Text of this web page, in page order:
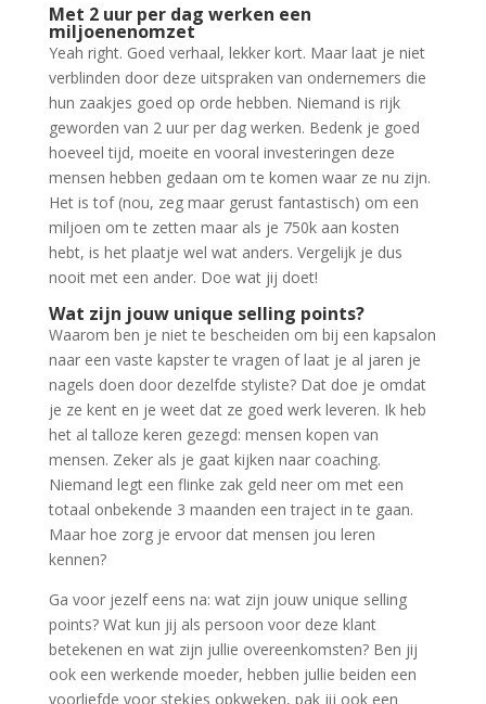
Met 2 uur per dag werken een
miljoenenomzet
Yeah right. Goed verhaal, lekker kort. Maar laat je niet
verblinden door deze uitspraken van ondernemers die
hun zaakjes goed op orde hebben. Niemand is rijk
geworden van 2 uur per dag werken. Bedenk je goed
hoeveel tijd, moeite en vooral investeringen deze
mensen hebben gedaan om te komen waar ze nu zijn.
Het is tof (nou, zeg maar gerust fantastisch) om een
miljoen om te zetten maar als je 750k aan kosten
hebt, is het plaatje wel wat anders. Vergelijk je dus
nooit met een ander. Doe wat jij doet!
Wat zijn jouw unique selling points?
Waarom ben je niet te bescheiden om bij een kapsalon
naar een vaste kapster te vragen of laat je al jaren je
nagels doen door dezelfde styliste? Dat doe je omdat
je ze kent en je weet dat ze goed werk leveren. Ik heb
het al talloze keren gezegd: mensen kopen van
mensen. Zeker als je gaat kijken naar coaching.
Niemand legt een flinke zak geld neer om met een
totaal onbekende 3 maanden een traject in te gaan.
Maar hoe zorg je ervoor dat mensen jou leren
kennen?
Ga voor jezelf eens na: wat zijn jouw unique selling
points? Wat kun jij als persoon voor deze klant
betekenen en wat zijn jullie overeenkomsten? Ben jij
ook een werkende moeder, hebben jullie beiden een
voorliefde voor stekjes opkweken, pak jij ook een